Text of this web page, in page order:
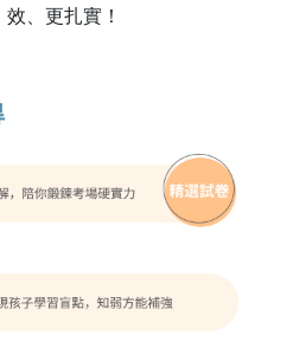
效、更扎實！